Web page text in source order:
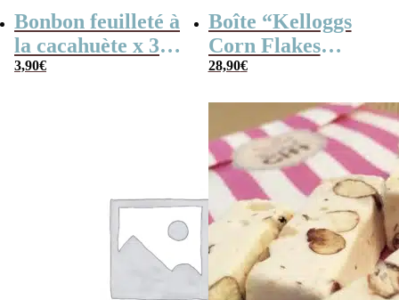
Bonbon feuilleté à
la cacahuète x 30
(170g) – Fabriqué
3,90€
Boîte “Kelloggs
Corn Flakes
Original” remplie
années 60
28,90€